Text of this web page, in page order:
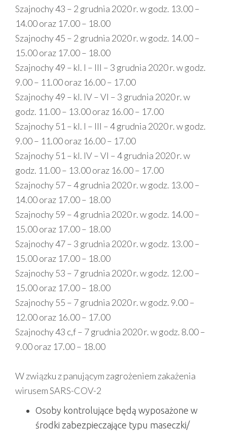
Szajnochy 43 – 2 grudnia 2020 r. w godz. 13.00 –
14.00 oraz 17.00 – 18.00
Szajnochy 45 – 2 grudnia 2020 r. w godz. 14.00 –
15.00 oraz 17.00 – 18.00
Szajnochy 49 – kl. I – III – 3 grudnia 2020 r. w godz.
9.00 – 11.00 oraz 16.00 – 17.00
Szajnochy 49 – kl. IV – VI – 3 grudnia 2020 r. w
godz. 11.00 – 13.00 oraz 16.00 – 17.00
Szajnochy 51 – kl. I – III – 4 grudnia 2020 r. w godz.
9.00 – 11.00 oraz 16.00 – 17.00
Szajnochy 51 – kl. IV – VI – 4 grudnia 2020 r. w
godz. 11.00 – 13.00 oraz 16.00 – 17.00
Szajnochy 57 – 4 grudnia 2020 r. w godz. 13.00 –
14.00 oraz 17.00 – 18.00
Szajnochy 59 – 4 grudnia 2020 r. w godz. 14.00 –
15.00 oraz 17.00 – 18.00
Szajnochy 47 – 3 grudnia 2020 r. w godz. 13.00 –
15.00 oraz 17.00 – 18.00
Szajnochy 53 – 7 grudnia 2020 r. w godz. 12.00 –
15.00 oraz 17.00 – 18.00
Szajnochy 55 – 7 grudnia 2020 r. w godz. 9.00 –
12.00 oraz 16.00 – 17.00
Szajnochy 43 c,f – 7 grudnia 2020 r. w godz. 8.00 –
9.00 oraz 17.00 – 18.00
W związku z panującym zagrożeniem zakażenia
wirusem SARS-COV-2
Osoby kontrolujące będą wyposażone w
środki zabezpieczające typu maseczki/